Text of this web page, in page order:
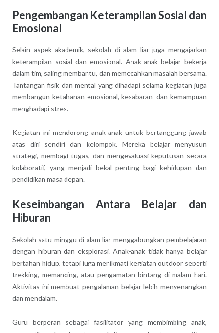
Pengembangan Keterampilan Sosial dan
Emosional
Selain aspek akademik, sekolah di alam liar juga mengajarkan
keterampilan sosial dan emosional. Anak-anak belajar bekerja
dalam tim, saling membantu, dan memecahkan masalah bersama.
Tantangan fisik dan mental yang dihadapi selama kegiatan juga
membangun ketahanan emosional, kesabaran, dan kemampuan
menghadapi stres.
Kegiatan ini mendorong anak-anak untuk bertanggung jawab
atas diri sendiri dan kelompok. Mereka belajar menyusun
strategi, membagi tugas, dan mengevaluasi keputusan secara
kolaboratif, yang menjadi bekal penting bagi kehidupan dan
pendidikan masa depan.
Keseimbangan Antara Belajar dan
Hiburan
Sekolah satu minggu di alam liar menggabungkan pembelajaran
dengan hiburan dan eksplorasi. Anak-anak tidak hanya belajar
bertahan hidup, tetapi juga menikmati kegiatan outdoor seperti
trekking, memancing, atau pengamatan bintang di malam hari.
Aktivitas ini membuat pengalaman belajar lebih menyenangkan
dan mendalam.
Guru berperan sebagai fasilitator yang membimbing anak,